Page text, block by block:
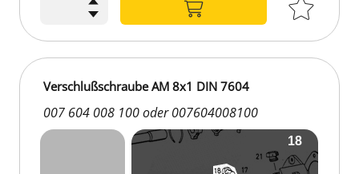
Verschlußschraube AM 8x1 DIN 7604
007 604 008 100 oder 007604008100